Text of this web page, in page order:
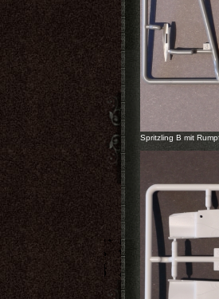
Spritzling B mit